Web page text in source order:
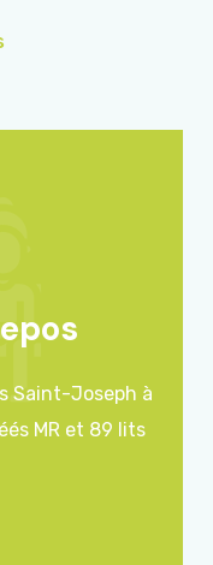
Saint-Joseph à
MR et 89 lits